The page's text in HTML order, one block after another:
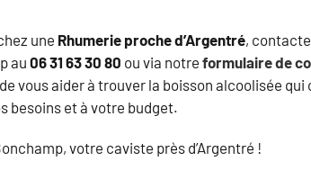
une Rhumerie proche d’Argentré,
au 06 31 63 30 80 ou via notre formulaire de
vous aider à trouver la boisson alcoolisée qui
besoins et à votre budget.
votre caviste près d’Argentré !